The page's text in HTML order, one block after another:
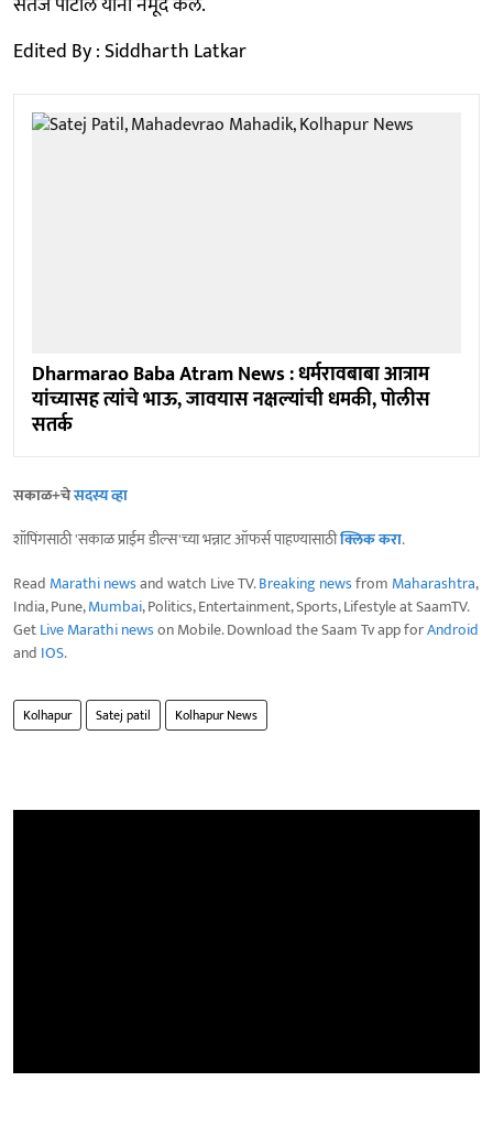
Edited By : Siddharth Latkar
Dharmarao Baba Atram News : धर्मरावबाबा आत्राम
यांच्यासह त्यांचे भाऊ, जावयास नक्षल्यांची धमकी, पाेलीस
सतर्क
सकाळ+चेसदस्य व्हा
शॉपिंगसाठी 'सकाळ प्राईम डील्स'च्या भन्नाट ऑफर्स पाहण्यासाठीक्लिक करा.
Read Marathi newsand watch Live TV.Breaking newsfrom Maharashtra,
India, Pune,Mumbai, Politics, Entertainment, Sports, Lifestyle at SaamTV.
GetLive Marathi newson Mobile. Download the Saam Tv app forAndroid
and IOS.
Kolhapur Satej patil Kolhapur News